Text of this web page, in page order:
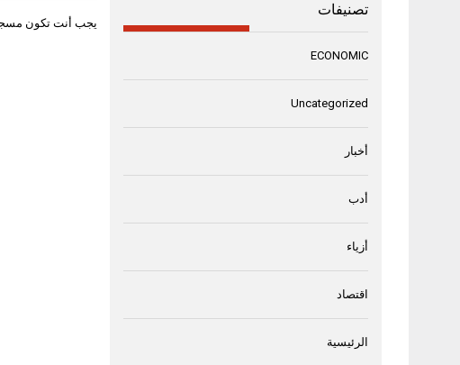
يجب أنت تكون
تصنيفات
ECONOMIC
Uncategorized
أخبار
أدب
أزياء
اقتصاد
الرئيسية